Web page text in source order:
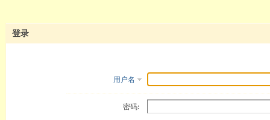
登录
用户名
密码: